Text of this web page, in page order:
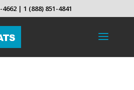
4662 | 1 (888) 851-4841